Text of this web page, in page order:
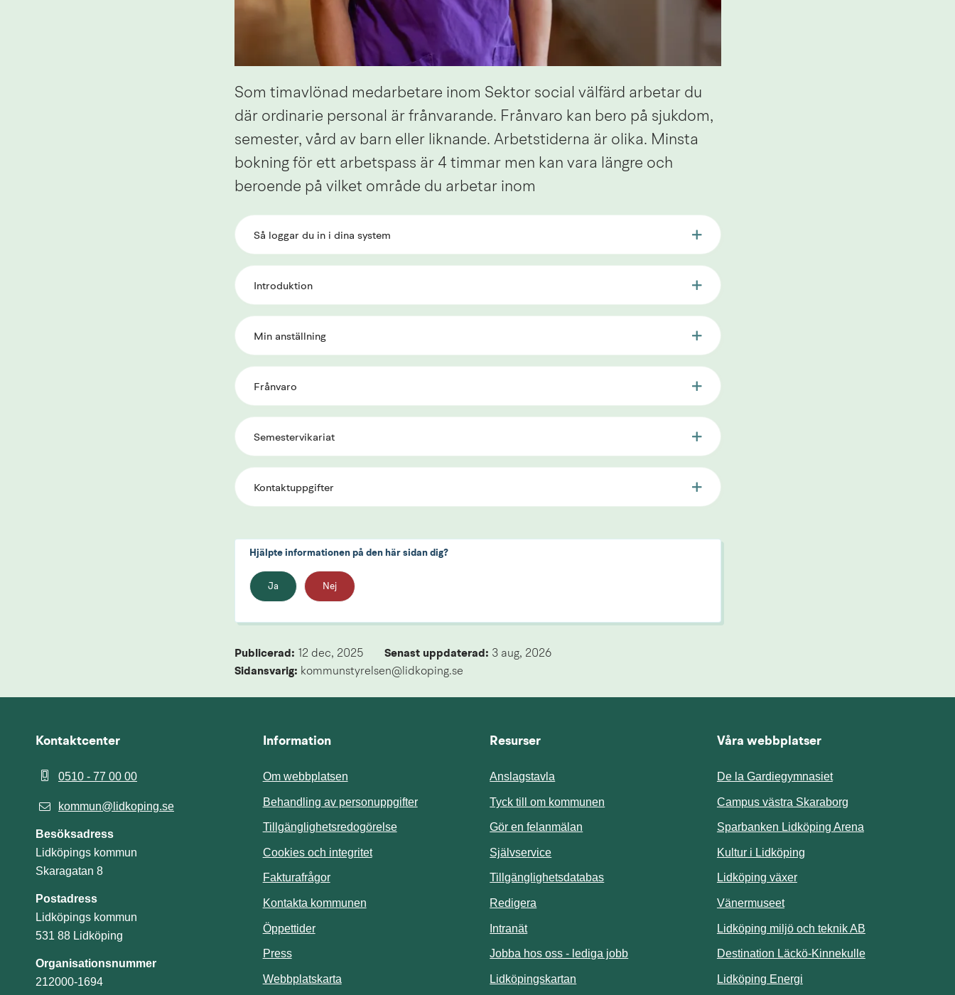
Som timavlönad medarbetare inom Sektor social välfärd arbetar du
där ordinarie personal är frånvarande. Frånvaro kan bero på sjukdom,
semester, vård av barn eller liknande. Arbetstiderna är olika. Minsta
bokning för ett arbetspass är 4 timmar men kan vara längre och
beroende på vilket område du arbetar inom
Så loggar du in i dina system
Introduktion
Min anställning
Frånvaro
Semestervikariat
Kontaktuppgifter
Hjälpte informationen på den här sidan dig?
Ja Nej
Publicerad: 12 dec, 2025 Senast uppdaterad: 3 aug, 2026
Sidansvarig: kommunstyrelsen@lidkoping.se
Kontaktcenter
0510 - 77 00 00
kommun@lidkoping.se
Besöksadress
Lidköpings kommun
Skaragatan 8
Postadress
Lidköpings kommun
531 88 Lidköping
Organisationsnummer
212000-1694
Information
Om webbplatsen
Behandling av personuppgifter
Tillgänglighetsredogörelse
Cookies och integritet
Fakturafrågor
Kontakta kommunen
Öppettider
Press
Webbplatskarta
Resurser
Anslagstavla
Tyck till om kommunen Länk till annan webbplats.
Gör en felanmälan
SjälvserviceLänk till annan webbplats.
TillgänglighetsdatabasLänk till annan webbplats.
Redigera
IntranätLänk till annan webbplats.
Jobba hos oss - lediga jobb
Lidköpingskartan
Våra webbplatser
De la Gardiegymnasiet
Campus västra Skaraborg
Sparbanken Lidköping Arena
Kultur i Lidköping
Lidköping växer
Vänermuseet
Lidköping miljö och teknik AB
Destination Läckö-KinnekulleLänk till annan
Lidköping EnergiLänk till annan webbplats.